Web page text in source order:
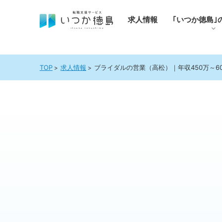
求人情報 ｢いつか徳島｣
TOP 求人情報 ブライダルの営業（高松）｜年収450万～